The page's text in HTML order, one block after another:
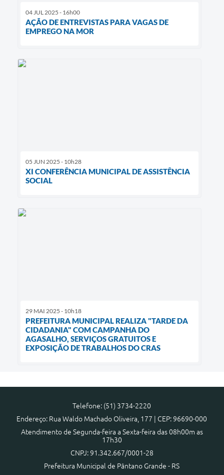
04 JUL 2025 - 16h00
AÇÃO DE ENTREVISTAS PARA VAGAS DE
EMPREGO NA MOR
05 JUN 2025 - 10h28
XI CONFERÊNCIA MUNICIPAL DE ASSISTÊNCIA
SOCIAL
29 MAI 2025 - 10h18
PREFEITURA MUNICIPAL REALIZA "TARDE DA
CIDADANIA" COM CAMPANHA DO
AGASALHO, SERVIÇOS GRATUITOS E
EXPOSIÇÃO DE TRABALHOS DO CRAS
Telefone: (51) 3734-2220
Endereço: Rua Waldo Machado Oliveira, 177 | CEP: 96690-000
Atendimento de Segunda-feira a Sexta-feira das 08h00m as
17h30
CNPJ: 91.342.667/0001-28
Prefeitura Municipal de Pântano Grande - RS